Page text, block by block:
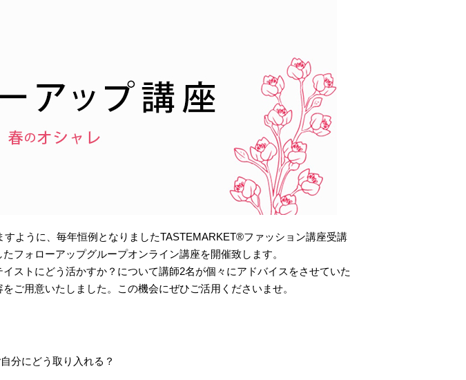
ように、毎年恒例となりましたTASTEMARKET®ファッション講座受講
フォローアップグループオンライン講座を開催致します。
ストにどう活かすか？について講師2名が個々にアドバイスをさせていた
ご用意いたしました。この機会にぜひご活用くださいませ。
分にどう取り入れる？